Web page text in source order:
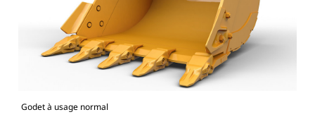
Godet à usage normal